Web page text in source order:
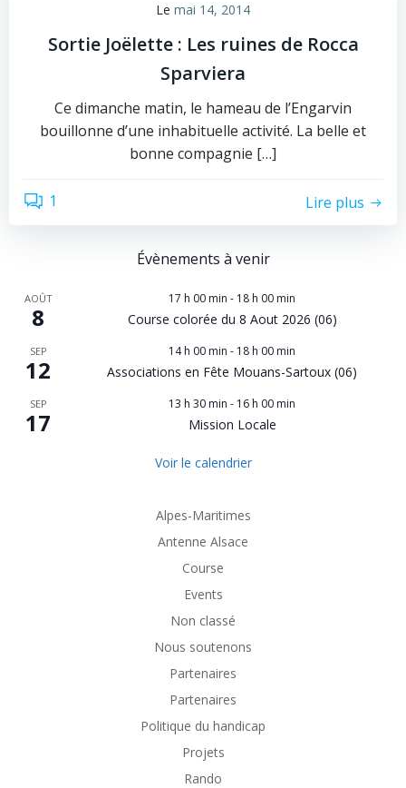
Le mai 14, 2014
Sortie Joëlette : Les ruines de Rocca
Sparviera
Ce dimanche matin, le hameau de l’Engarvin
bouillonne d’une inhabituelle activité. La belle et
bonne compagnie […]
1 Lire plus
Évènements à venir
AOÛT
8
17 h 00 min - 18 h 00 min
Course colorée du 8 Aout 2026 (06)
SEP
12
14 h 00 min - 18 h 00 min
Associations en Fête Mouans-Sartoux (06)
SEP
17
13 h 30 min - 16 h 00 min
Mission Locale
Voir le calendrier
Alpes-Maritimes
Antenne Alsace
Course
Events
Non classé
Nous soutenons
Partenaires
Partenaires
Politique du handicap
Projets
Rando